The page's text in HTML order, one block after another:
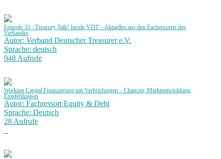
Episode 33 - Treasury Talk! Inside VDT – Aktuelles aus den Fachressorts des
Verbandes
Autor: Verband Deutscher Treasurer e.V.
Sprache: deutsch
948 Aufrufe
Working Capital Finanzierung mit Verbriefungen – Chancen, Marktentwicklung,
Empfehlungen
Autor: Fachressort Equity & Debt
Sprache: Deutsch
28 Aufrufe